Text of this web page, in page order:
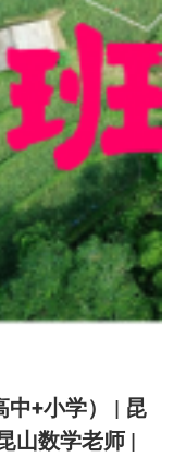
中+小学） | 昆
山数学老师 |